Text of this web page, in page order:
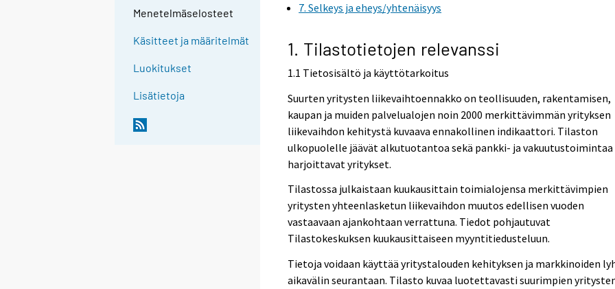
Menetelmäselosteet
Käsitteet ja määritelmät
Luokitukset
Lisätietoja
7. Selkeys ja eheys/yhtenäisyys
1. Tilastotietojen relevanssi
1.1 Tietosisältö ja käyttötarkoitus
Suurten yritysten liikevaihtoennakko on teollisuuden, rakentamisen,
kaupan ja muiden palvelualojen noin 2000 merkittävimmän yrityksen
liikevaihdon kehitystä kuvaava ennakollinen indikaattori. Tilaston
ulkopuolelle jäävät alkutuotantoa sekä pankki- ja vakuutustoimintaa
harjoittavat yritykset.
Tilastossa julkaistaan kuukausittain toimialojensa merkittävimpien
yritysten yhteenlasketun liikevaihdon muutos edellisen vuoden
vastaavaan ajankohtaan verrattuna. Tiedot pohjautuvat
Tilastokeskuksen kuukausittaiseen myyntitiedusteluun.
Tietoja voidaan käyttää yritystalouden kehityksen ja markkinoiden
aikavälin seurantaan. Tilasto kuvaa luotettavasti suurimpien